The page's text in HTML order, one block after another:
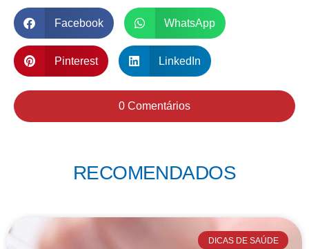
Facebook WhatsApp
Pinterest LinkedIn
0 Comentários
RECOMENDADOS
DICAS DE SAÚDE